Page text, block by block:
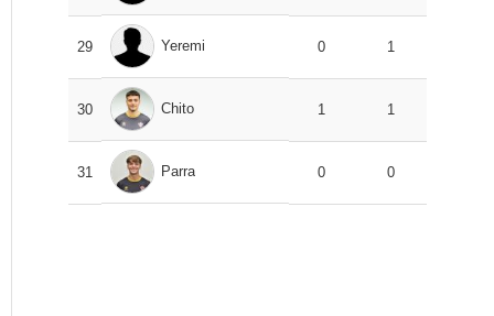
29 Yeremi 0 1
30 Chito 1 1
31 Parra 0 0